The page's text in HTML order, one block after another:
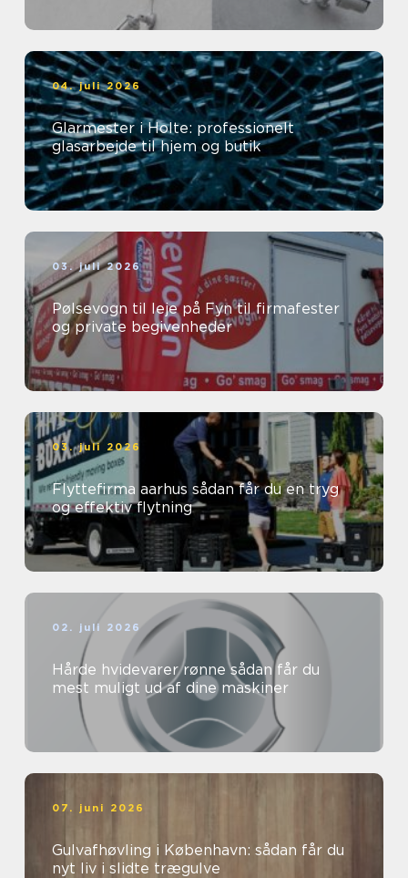
04. juli 2026
Glarmester i Holte: professionelt
glasarbejde til hjem og butik
03. juli 2026
Pølsevogn til leje på Fyn til firmafester
og private begivenheder
03. juli 2026
Flyttefirma aarhus sådan får du en tryg
og effektiv flytning
02. juli 2026
Hårde hvidevarer rønne sådan får du
mest muligt ud af dine maskiner
07. juni 2026
Gulvafhøvling i København: sådan får du
nyt liv i slidte trægulve